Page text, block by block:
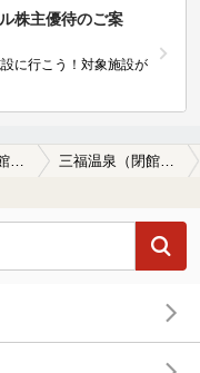
株主優待のご案
に行こう！対象施設が
三福温泉（閉館しました）の口コミ 大学の不祥事により既に閉鎖